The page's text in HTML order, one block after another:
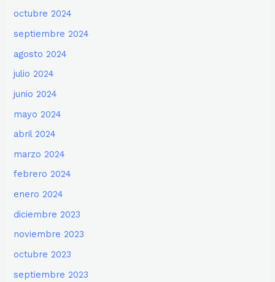
octubre 2024
septiembre 2024
agosto 2024
julio 2024
junio 2024
mayo 2024
abril 2024
marzo 2024
febrero 2024
enero 2024
diciembre 2023
noviembre 2023
octubre 2023
septiembre 2023